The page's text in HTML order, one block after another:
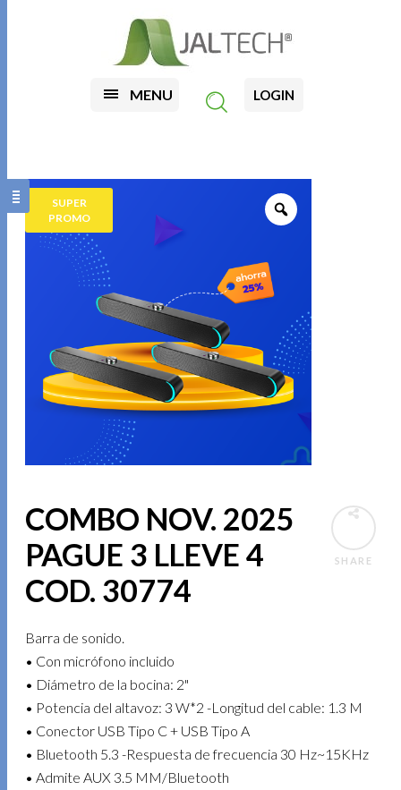
MENU LOGIN
SUPER
PROMO
SHARE
COMBO NOV. 2025
PAGUE 3 LLEVE 4
COD. 30774
Barra de sonido.
• Con micrófono incluido
• Diámetro de la bocina: 2"
• Potencia del altavoz: 3 W*2 -Longitud del cable: 1.3 M
• Conector USB Tipo C + USB Tipo A
• Bluetooth 5.3 -Respuesta de frecuencia 30 Hz~15KHz
• Admite AUX 3.5 MM/Bluetooth